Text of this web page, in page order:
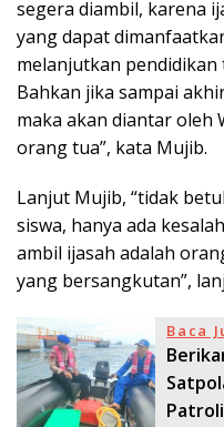
segera diambil, karena
yang dapat
melanjutkan
Bahkan jika sampai
maka akan diantar oleh
orang tua”, kata Mujib.
Lanjut Mujib, “tidak
siswa, hanya ada
ambil ijasah adalah
yang bersangkutan”,
Baca